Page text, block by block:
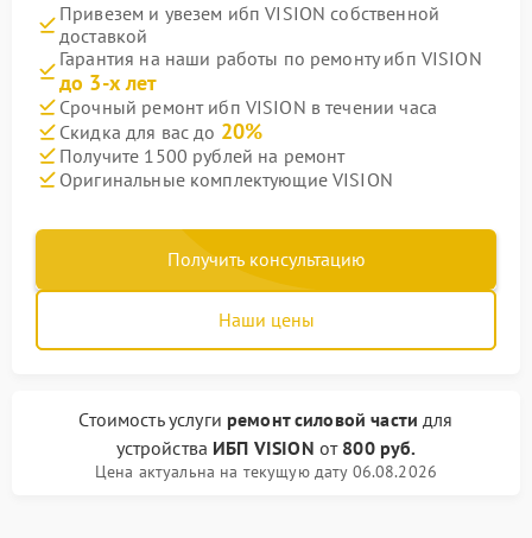
Привезем и увезем ибп VISION собственной
доставкой
Гарантия на наши работы по ремонту ибп VISION
до 3-х лет
Срочный ремонт ибп VISION в течении часа
Скидка для вас до 20%
Получите 1500 рублей на ремонт
Оригинальные комплектующие VISION
Получить консультацию
Наши цены
Стоимость услуги ремонт силовой части для
устройства ИБП VISION от 800 руб.
Цена актуальна на текущую дату 06.08.2026